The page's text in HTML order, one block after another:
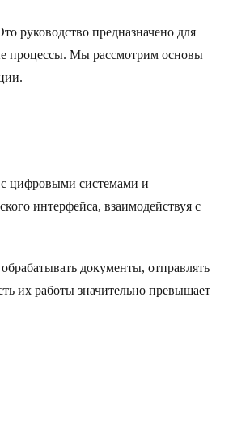
руководство предназначено для
процессы. Мы рассмотрим основы
с цифровыми системами и
интерфейса, взаимодействуя с
документы, отправлять
их работы значительно превышает